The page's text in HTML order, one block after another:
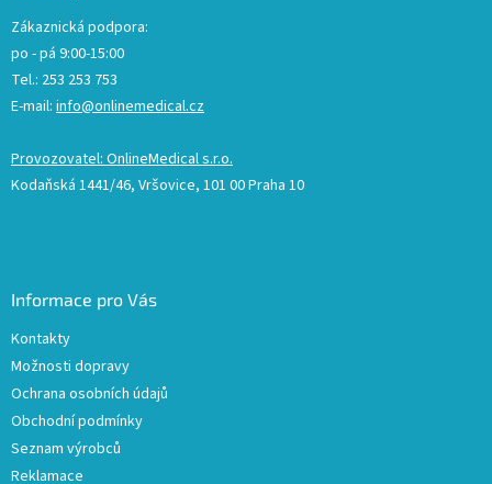
Zákaznická podpora:
po - pá 9:00-15:00
Tel.: 253 253 753
E-mail: info@onlinemedical.cz
Provozovatel: OnlineMedical s.r.o.
Kodaňská 1441/46, Vršovice, 101 00 Praha 10
Informace pro Vás
Kontakty
Možnosti dopravy
Ochrana osobních údajů
Obchodní podmínky
Seznam výrobců
Reklamace